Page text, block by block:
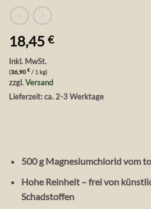
18,45 €
Inkl. MwSt.
(36,90 € / 1 kg)
zzgl.Versand
Lieferzeit: ca. 2-3 Werktage
500 g Magnesiumchlorid vom
Hohe Reinheit – frei von
Schadstoffen